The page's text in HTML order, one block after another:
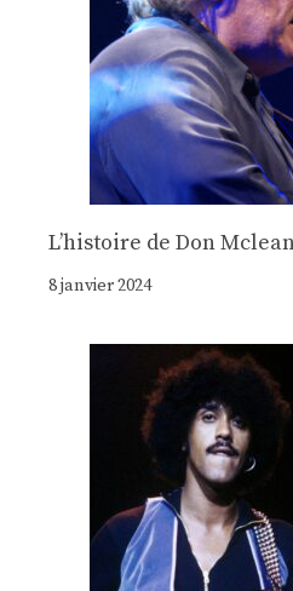
Lʼhistoire de Don
8 janvier 2024